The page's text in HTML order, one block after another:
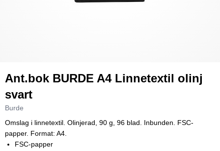
Ant.bok BURDE A4 Linnetextil olinj
svart
Burde
Omslag i linnetextil. Olinjerad, 90 g, 96 blad. Inbunden. FSC-
papper. Format: A4.
FSC-papper